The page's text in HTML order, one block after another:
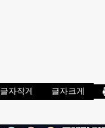
글자작게 글자크게